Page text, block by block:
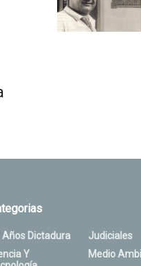
Años Dictadura
Y
Judiciales
Medio